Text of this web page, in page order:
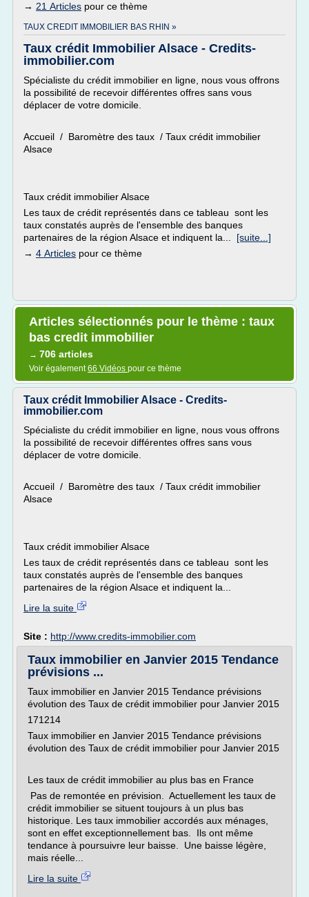
→ 21 Articles pour ce thème
TAUX CREDIT IMMOBILIER BAS RHIN »
Taux crédit Immobilier Alsace - Credits-
immobilier.com
Spécialiste du crédit immobilier en ligne, nous vous offrons
la possibilité de recevoir différentes offres sans vous
déplacer de votre domicile.
Accueil / Baromètre des taux / Taux crédit immobilier
Alsace
Taux crédit immobilier Alsace
Les taux de crédit représentés dans ce tableau sont les
taux constatés auprès de l'ensemble des banques
partenaires de la région Alsace et indiquent la... [suite...]
→ 4 Articles pour ce thème
Articles sélectionnés pour le thème : taux
bas credit immobilier
→ 706 articles
Voir également66 Vidéos pour ce thème
Taux crédit Immobilier Alsace - Credits-
immobilier.com
Spécialiste du crédit immobilier en ligne, nous vous offrons
la possibilité de recevoir différentes offres sans vous
déplacer de votre domicile.
Accueil / Baromètre des taux / Taux crédit immobilier
Alsace
Taux crédit immobilier Alsace
Les taux de crédit représentés dans ce tableau sont les
taux constatés auprès de l'ensemble des banques
partenaires de la région Alsace et indiquent la...
Lire la suite
Site : http://www.credits-immobilier.com
Taux immobilier en Janvier 2015 Tendance
prévisions ...
Taux immobilier en Janvier 2015 Tendance prévisions
évolution des Taux de crédit immobilier pour Janvier 2015
171214
Taux immobilier en Janvier 2015 Tendance prévisions
évolution des Taux de crédit immobilier pour Janvier 2015
Les taux de crédit immobilier au plus bas en France
Pas de remontée en prévision. Actuellement les taux de
crédit immobilier se situent toujours à un plus bas
historique. Les taux immobilier accordés aux ménages,
sont en effet exceptionnellement bas. Ils ont même
tendance à poursuivre leur baisse. Une baisse légère,
mais réelle...
Lire la suite